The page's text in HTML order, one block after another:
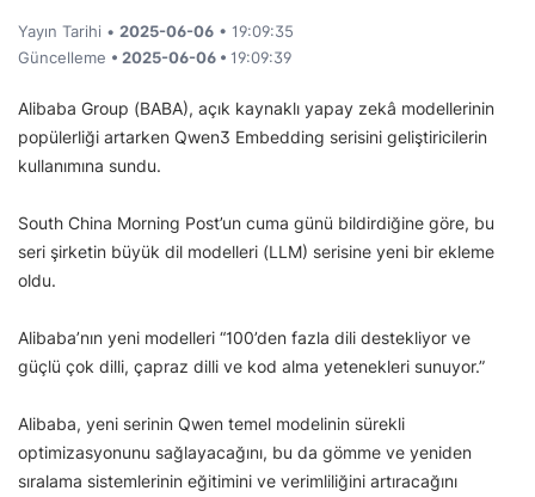
Yayın Tarihi • 2025-06-06 • 19:09:35
Güncelleme • 2025-06-06 • 19:09:39
Alibaba Group (BABA), açık kaynaklı yapay zekâ modellerinin
popülerliği artarken Qwen3 Embedding serisini geliştiricilerin
kullanımına sundu.
South China Morning Post’un cuma günü bildirdiğine göre, bu
seri şirketin büyük dil modelleri (LLM) serisine yeni bir ekleme
oldu.
Alibaba’nın yeni modelleri “100’den fazla dili destekliyor ve
güçlü çok dilli, çapraz dilli ve kod alma yetenekleri sunuyor.”
Alibaba, yeni serinin Qwen temel modelinin sürekli
optimizasyonunu sağlayacağını, bu da gömme ve yeniden
sıralama sistemlerinin eğitimini ve verimliliğini artıracağını